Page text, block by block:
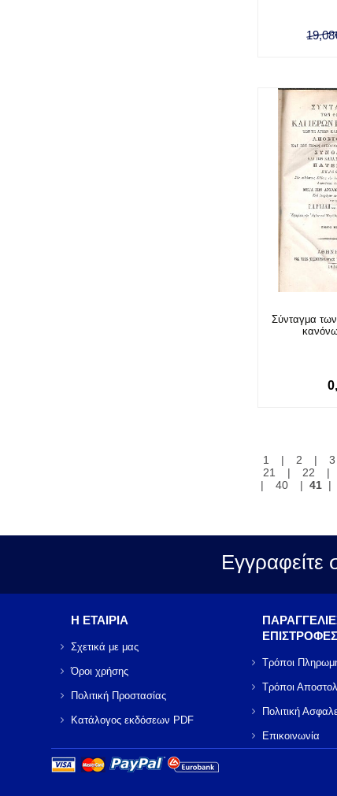
Σύνταγμα των
1 | 2 | 3
21
| 22 |
|
40 | 41|
Η ΕΤΑΙΡΙΑ
Σχετικά με μας
Όροι χρήσης
Πολιτική Προστασίας
Κατάλογος εκδόσεων PDF
ΕΠΙΣΤΡΟΦΕΣ
Τρόποι
Τρόποι
Πολιτική
Επικοινωνία